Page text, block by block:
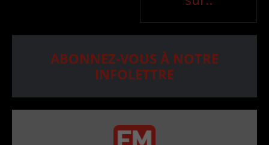
ABONNEZ-VOUS À NOTRE
INFOLETTRE